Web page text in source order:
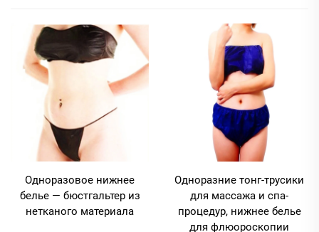
Одноразовое нижнее
белье — бюстгальтер из
нетканого материала
Одноразние тонг-трусики
для массажа и спа-
процедур, нижнее белье
для флюороскопии